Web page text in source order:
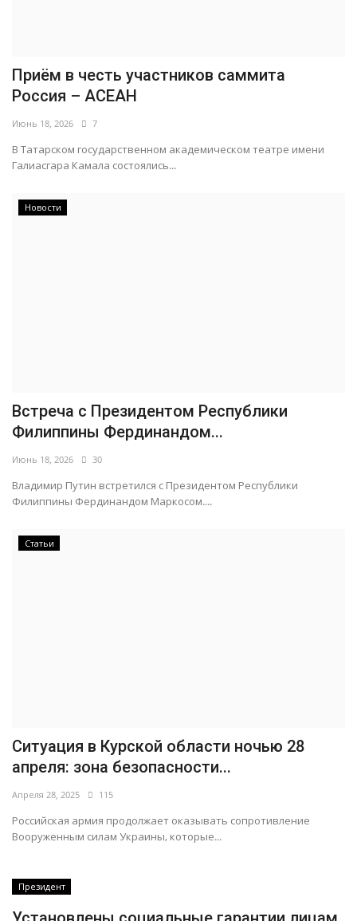
Приём в честь участников саммита
Россия – АСЕАН
Июнь 18, 2026 7
В Татарском государственном академическом театре имени
Галиасгара Камала состоялись...
Новости
Встреча с Президентом Республики
Филиппины Фердинандом...
Июнь 18, 2026 30
Владимир Путин встретился с Президентом Республики
Филиппины Фердинандом Маркосом....
Статьи
Ситуация в Курской области ночью 28
апреля: зона безопасности...
Апреля 28, 2025 115
Российская армия продолжает оказывать сопротивление
Вооруженным силам Украины, которые...
Президент